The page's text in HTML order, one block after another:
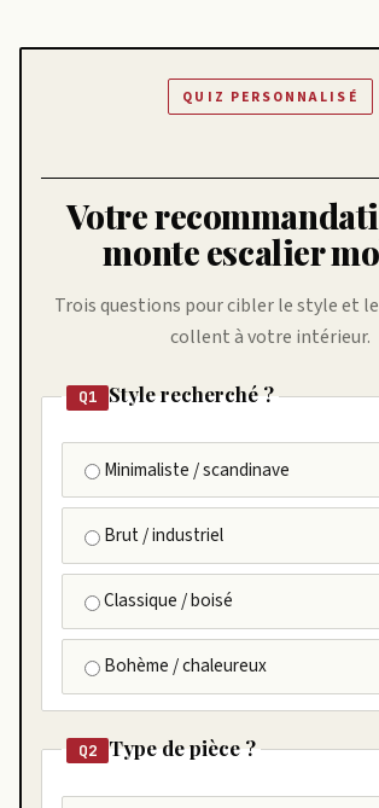
QUIZ PERSONNALISÉ
Votre
monte escalier
Trois questions pour cibler le style et
collent à votre intérieur.
Q1 Style recherché ?
Minimaliste / scandinave
Brut / industriel
Classique / boisé
Bohème / chaleureux
Q2 Type de pièce ?